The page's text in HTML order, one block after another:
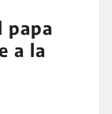
papa
a la